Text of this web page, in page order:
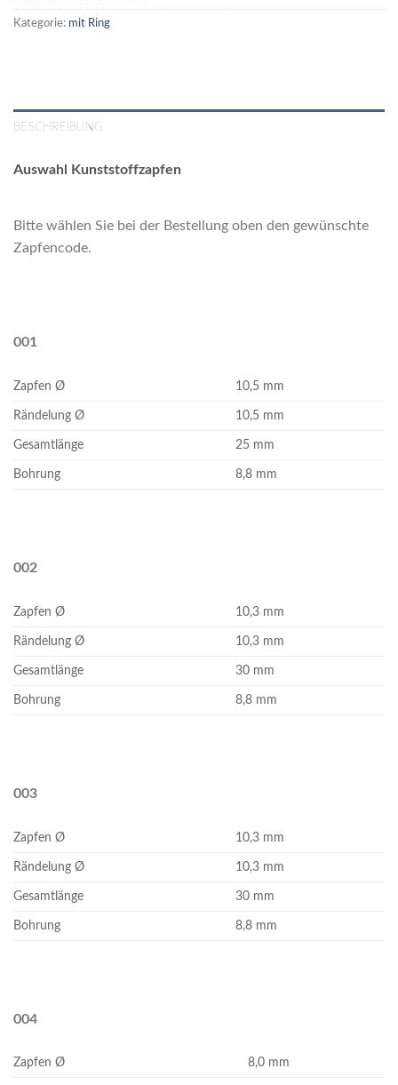
Kategorie: mit Ring
BESCHREIBUNG
Auswahl Kunststoffzapfen
Bitte wählen Sie bei der Bestellung oben den gewünschte
Zapfencode.
001
Zapfen Ø 10,5 mm
Rändelung Ø 10,5 mm
Gesamtlänge 25 mm
Bohrung 8,8 mm
002
Zapfen Ø 10,3 mm
Rändelung Ø 10,3 mm
Gesamtlänge 30 mm
Bohrung 8,8 mm
003
Zapfen Ø 10,3 mm
Rändelung Ø 10,3 mm
Gesamtlänge 30 mm
Bohrung 8,8 mm
004
Zapfen Ø 8,0 mm